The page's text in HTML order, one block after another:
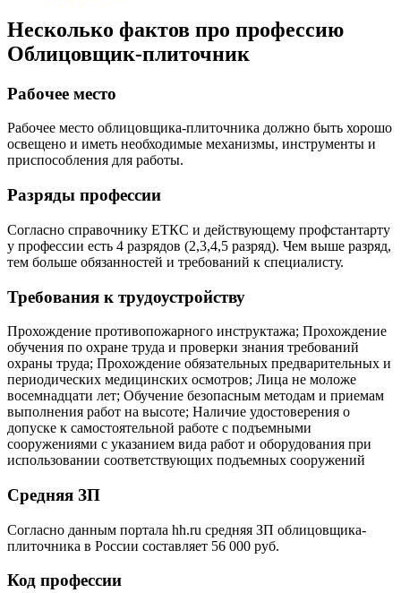
Несколько фактов про профессию
Облицовщик-плиточник
Рабочее место
Рабочее место облицовщика-плиточника должно быть хорошо
освещено и иметь необходимые механизмы, инструменты и
приспособления для работы.
Разряды профессии
Согласно справочнику ЕТКС и действующему профстантарту
у профессии есть 4 разрядов (2,3,4,5 разряд). Чем выше разряд,
тем больше обязанностей и требований к специалисту.
Требования к трудоустройству
Прохождение противопожарного инструктажа; Прохождение
обучения по охране труда и проверки знания требований
охраны труда; Прохождение обязательных предварительных и
периодических медицинских осмотров; Лица не моложе
восемнадцати лет; Обучение безопасным методам и приемам
выполнения работ на высоте; Наличие удостоверения о
допуске к самостоятельной работе с подъемными
сооружениями с указанием вида работ и оборудования при
использовании соответствующих подъемных сооружений
Средняя ЗП
Согласно данным портала hh.ru средняя ЗП облицовщика-
плиточника в России составляет 56 000 руб.
Код профессии